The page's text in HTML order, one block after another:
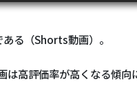
る（Shorts動画）。
は高評価率が高くなる傾向